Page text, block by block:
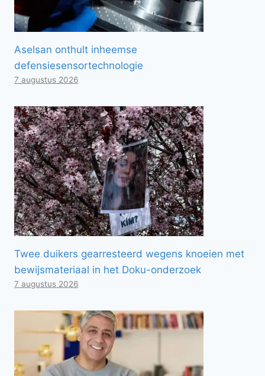
Aselsan onthult inheemse
defensiesensortechnologie
7 augustus 2026
Twee duikers gearresteerd wegens knoeien met
bewijsmateriaal in het Doku-onderzoek
7 augustus 2026